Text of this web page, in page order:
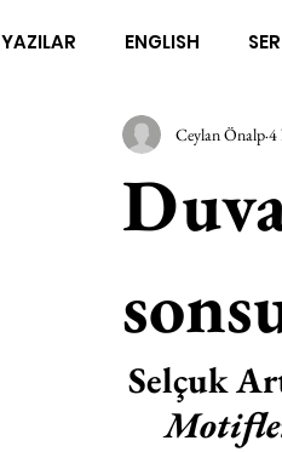
YAZILAR ENGLISH
EDEBİYAT SİNEMA
MÜZİK
AK-SAYANLAR
TUHAF
Ceylan Önalp4
Selçuk